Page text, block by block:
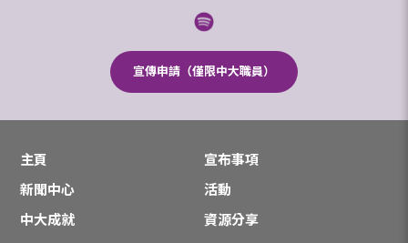
宣傳申請（僅限中大職員）
主頁
宣布事項
新聞中心
活動
中大成就
資源分享